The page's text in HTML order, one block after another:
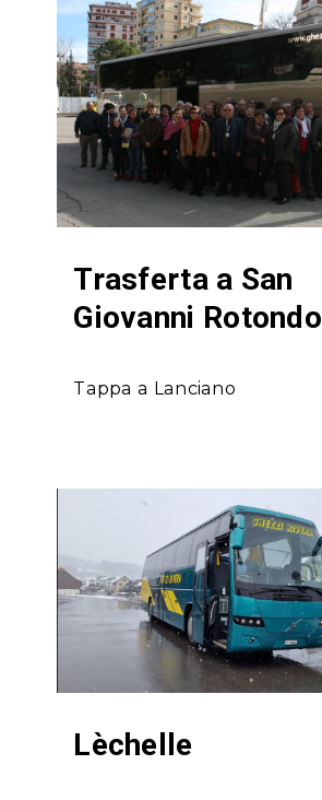
Trasferta a San
Giovanni Rotondo
Tappa a Lanciano
Lèchelle